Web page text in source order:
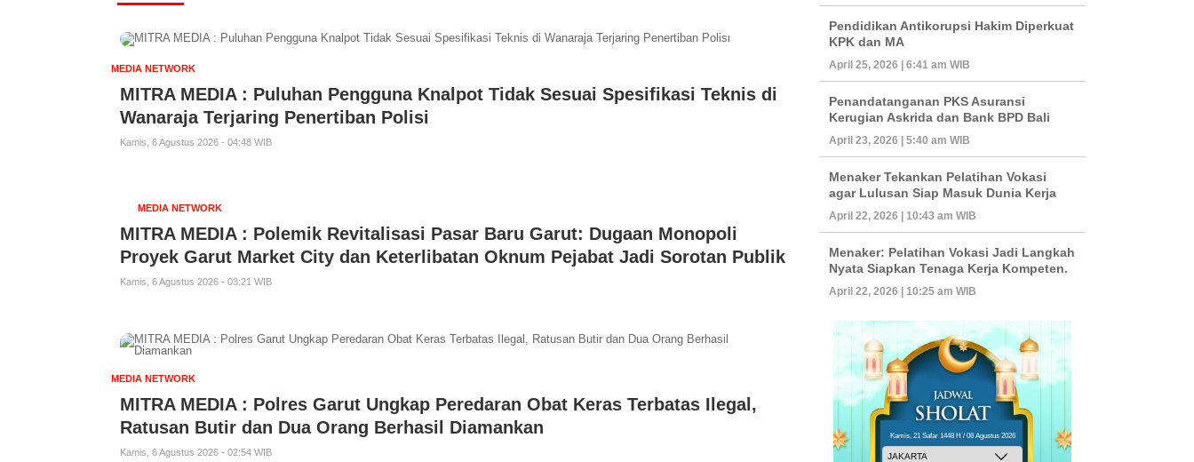
MEDIA NETWORK
MITRA MEDIA : Puluhan Pengguna Knalpot Tidak Sesuai Spesifikasi Teknis di
Wanaraja Terjaring Penertiban Polisi
Kamis, 6 Agustus 2026 - 04:48 WIB
MEDIA NETWORK
MITRA MEDIA : Polemik Revitalisasi Pasar Baru Garut: Dugaan Monopoli
Proyek Garut Market City dan Keterlibatan Oknum Pejabat Jadi Sorotan Publik
Kamis, 6 Agustus 2026 - 03:21 WIB
MEDIA NETWORK
MITRA MEDIA : Polres Garut Ungkap Peredaran Obat Keras Terbatas Ilegal,
Ratusan Butir dan Dua Orang Berhasil Diamankan
Kamis, 6 Agustus 2026 - 02:54 WIB
Pendidikan Antikorupsi Hakim Diperkuat
KPK dan MA
April 25, 2026 | 6:41 am WIB
Penandatanganan PKS Asuransi
Kerugian Askrida dan Bank BPD Bali
April 23, 2026 | 5:40 am WIB
Menaker Tekankan Pelatihan Vokasi
agar Lulusan Siap Masuk Dunia Kerja
April 22, 2026 | 10:43 am WIB
Menaker: Pelatihan Vokasi Jadi Langkah
Nyata Siapkan Tenaga Kerja Kompeten.
April 22, 2026 | 10:25 am WIB
Kamis, 21 Safar 1448 H / 06 Agustus 2026